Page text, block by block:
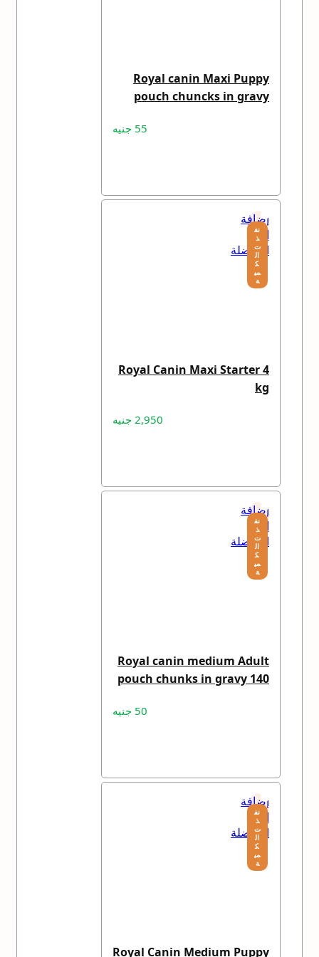
Royal canin Maxi Puppy
pouch chuncks in gravy
55 جنيه
نف
ذ
ت
ال
ك
مي
ة
إضافة
إلى
المفضلة
Royal Canin Maxi Starter 4
kg
2,950 جنيه
نف
ذ
ت
ال
ك
مي
ة
إضافة
إلى
المفضلة
Royal canin medium Adult
pouch chunks in gravy 140
50 جنيه
نف
ذ
ت
ال
ك
مي
ة
إضافة
إلى
المفضلة
Royal Canin Medium Puppy